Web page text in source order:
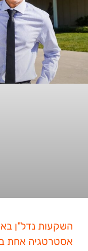
השקעות נדל"ן
אסטרטגיה אחת